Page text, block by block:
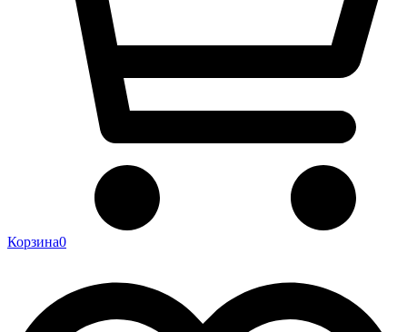
Корзина0